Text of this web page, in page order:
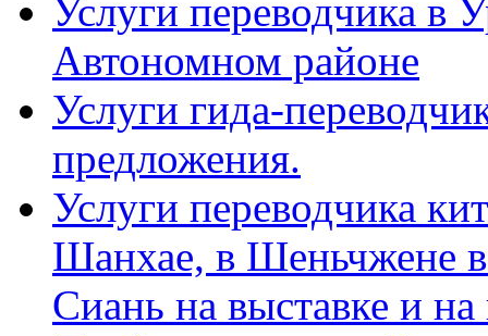
Услуги переводчика в
Автономном районе
Услуги гида-
предложения.
Услуги переводчика
Шанхае, в Шеньчжене
Сиань на выставке и